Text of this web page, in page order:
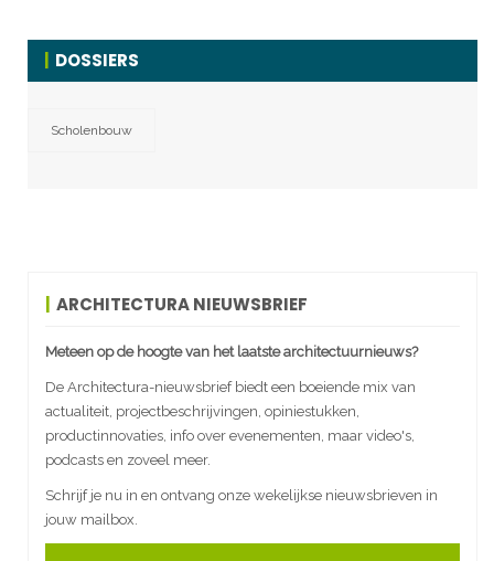
DOSSIERS
Scholenbouw
ARCHITECTURA NIEUWSBRIEF
Meteen op de hoogte van het laatste architectuurnieuws?
De Architectura-nieuwsbrief biedt een boeiende mix van
actualiteit, projectbeschrijvingen, opiniestukken,
productinnovaties, info over evenementen, maar video's,
podcasts en zoveel meer.
Schrijf je nu in en ontvang onze wekelijkse nieuwsbrieven in
jouw mailbox.